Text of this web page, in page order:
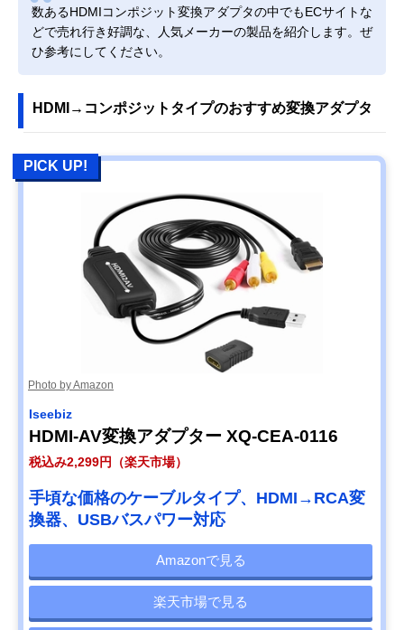
数あるHDMIコンポジット変換アダプタの中でもECサイトな
どで売れ行き好調な、人気メーカーの製品を紹介します。ぜ
ひ参考にしてください。
HDMI→コンポジットタイプのおすすめ変換アダプタ
PICK UP!
Photo by Amazon
Iseebiz
HDMI-AV変換アダプター XQ-CEA-0116
税込み2,299円（楽天市場）
手頃な価格のケーブルタイプ、HDMI→RCA変
換器、USBバスパワー対応
Amazonで見る
楽天市場で見る